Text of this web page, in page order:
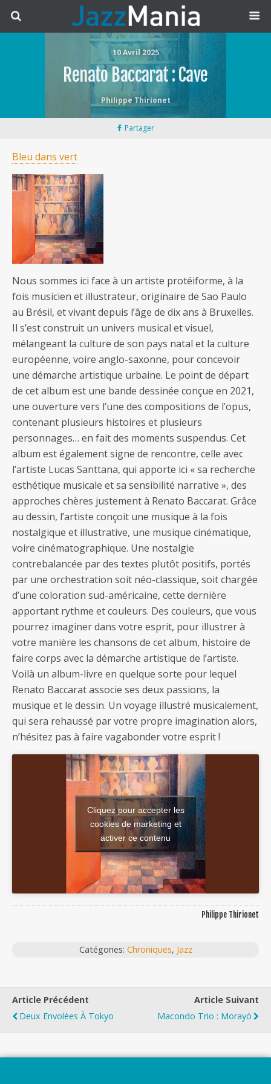
10 Avril 2025
Renato Baccarat : Cave
Philippe Thirionet
Partager
Bleu dans vert
Nous sommes ici face à un artiste protéiforme, à la
fois musicien et illustrateur, originaire de Sao Paulo
au Brésil, et vivant depuis l’âge de dix ans à Bruxelles.
Il s’est construit un univers musical et visuel,
mélangeant la culture de son pays natal et la culture
européenne, voire anglo-saxonne, pour concevoir
une démarche artistique urbaine. Le point de départ
de cet album est une bande dessinée conçue en 2021,
une ouverture vers l’une des compositions de l’opus,
contenant plusieurs histoires et plusieurs
personnages… en fait des moments suspendus. Cet
album est également signe de rencontre, celle avec
l’artiste Lucas Santtana, qui apporte ici « sa recherche
esthétique musicale et sa sensibilité narrative », des
approches chères justement à Renato Baccarat. Grâce
au dessin, l’artiste conçoit une musique à la fois
nostalgique et illustrative, une musique cinématique,
voire cinématographique. Une nostalgie
contrebalancée par des textes plutôt positifs, portés
par une orchestration soit néo-classique, soit chargée
d’une coloration sud-américaine, cette dernière
apportant rythme et couleurs. Des couleurs, que vous
pourrez imaginer dans votre esprit, pour illustrer à
votre manière les chansons de cet album, histoire de
faire corps avec la démarche artistique de l’artiste.
Voilà un album-livre en quelque sorte pour lequel
Renato Baccarat associe ses deux passions, la
musique et le dessin. Un voyage illustré musicalement,
qui sera rehaussé par votre propre imagination alors,
n’hésitez pas à faire vagabonder votre esprit !
Cliquez pour accepter les
cookies de marketing et
activer ce contenu
Philippe Thirionet
Catégories: Chroniques, Jazz
Article Précédent
Deux Envolées À Tokyo
Article Suivant
Macondo Trio : Morayó